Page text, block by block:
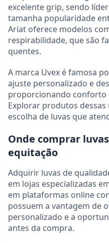
excelente grip, sendo
tamanha popularidade
Ariat oferece modelos
respirabilidade, que são
quentes.
A marca Uvex é famosa
ajuste personalizado e
proporcionando conforto
Explorar produtos
escolha de luvas que
Onde comprar
equitação
Adquirir luvas de
em lojas especializadas
em plataformas online
possuem a vantagem de
personalizado e a
antes da compra.